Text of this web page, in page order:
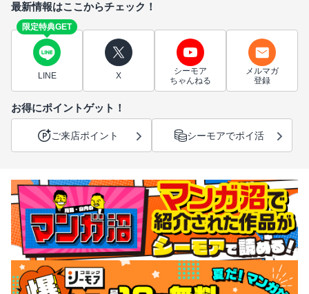
最新情報はここからチェック！
限定特典GET
LINE X
シーモア
ちゃんねる
メルマガ
登録
お得にポイントゲット！
ご来店ポイント シーモアでポイ活